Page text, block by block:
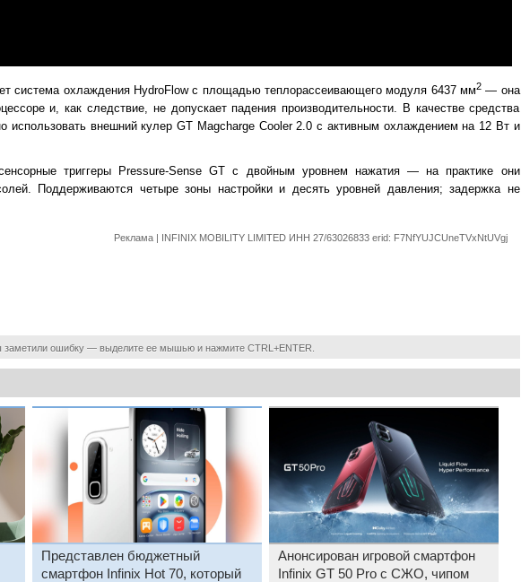
система охлаждения HydroFlow с площадью теплорассеивающего модуля 6437 мм2— она
и, как следствие, не допускает падения производительности. В качестве средства
использовать внешний кулер GT Magcharge Cooler 2.0 с активным охлаждением на 12 Вт и
триггеры Pressure-Sense GT с двойным уровнем нажатия — на практике они
Поддерживаются четыре зоны настройки и десять уровней давления; задержка не
Реклама | INFINIX MOBILITY LIMITED ИНН 27/63026833 erid: F7NfYUJCUneTVxNtUVgj
заметили ошибку — выделите ее мышью и нажмите CTRL+ENTER.
Представлен бюджетный
смартфон Infinix Hot 70, который
Анонсирован игровой смартфон
Infinix GT 50 Pro с СЖО, чипом